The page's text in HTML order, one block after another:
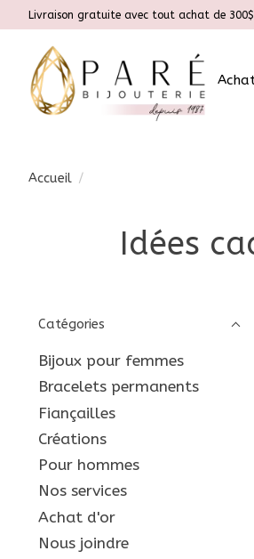
Livraison gratuite avec tout achat de
Accueil /
Idées
Catégories
Bijoux pour femmes
Bracelets permanents
Fiançailles
Créations
Pour hommes
Nos services
Achat d'or
Nous joindre